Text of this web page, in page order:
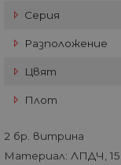
Серия
Разположение
Цвят
Плот
2 бр. витрина
Материал: ЛПДЧ,